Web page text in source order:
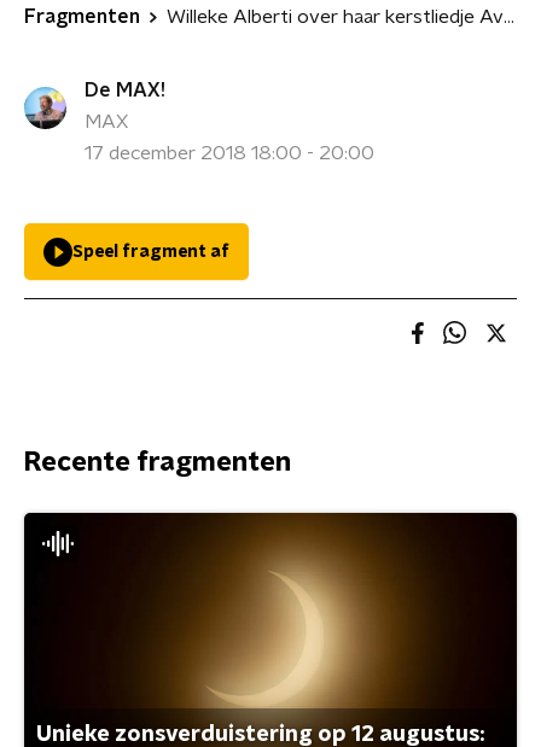
Fragmenten Willeke Alberti over haar kerstliedje Ave Maria met Johnny de Mol
De MAX!
MAX
17 december 2018 18:00 - 20:00
Speel fragment af
Recente fragmenten
Unieke zonsverduistering op 12 augustus: